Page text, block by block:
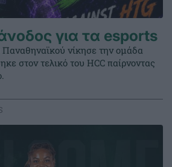
για τα esports
νίκησε την ομάδα
στον τελικό του HCC παίρνοντας